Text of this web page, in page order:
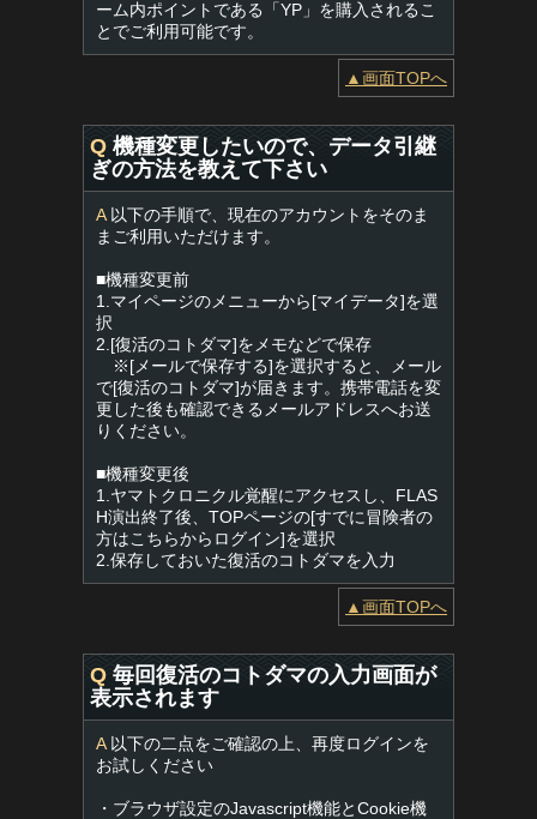
ーム内ポイントである「YP」を購入されるこ
とでご利用可能です。
▲画面TOPへ
Q 機種変更したいので、データ引継
ぎの方法を教えて下さい
A以下の手順で、現在のアカウントをそのま
まご利用いただけます。
■機種変更前
1.マイページのメニューから[マイデータ]を選
択
2.[復活のコトダマ]をメモなどで保存
※[メールで保存する]を選択すると、メール
で[復活のコトダマ]が届きます。携帯電話を変
更した後も確認できるメールアドレスへお送
りください。
■機種変更後
1.ヤマトクロニクル覚醒にアクセスし、FLAS
H演出終了後、TOPページの[すでに冒険者の
方はこちらからログイン]を選択
2.保存しておいた復活のコトダマを入力
▲画面TOPへ
Q 毎回復活のコトダマの入力画面が
表示されます
A以下の二点をご確認の上、再度ログインを
お試しください
・ブラウザ設定のJavascript機能とCookie機